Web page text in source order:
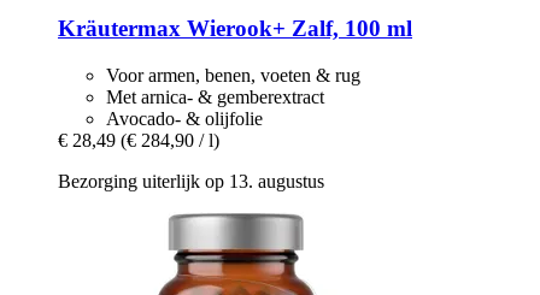
Kräutermax Wierook+ Zalf, 100 ml
Voor armen, benen, voeten & rug
Met arnica- & gemberextract
Avocado- & olijfolie
€ 28,49 (€ 284,90 / l)
Bezorging uiterlijk op 13. augustus